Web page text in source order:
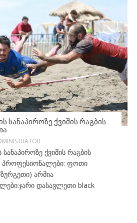
ᲡᲐᲜᲐᲞᲘᲠᲝᲖᲔ ᲥᲕᲘᲨᲘᲡ ᲠᲐᲒᲑᲘᲡ
ქვიშის რაგბის
პროფესიონალები: ფოთი
არმია
დასავლეთი black